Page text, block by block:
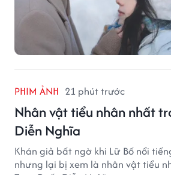
PHIM ẢNH 21 phút trước
Nhân vật tiểu nhân nhất
Diễn Nghĩa
Khán giả bất ngờ khi Lữ Bố nổi
nhưng lại bị xem là nhân vật tiểu